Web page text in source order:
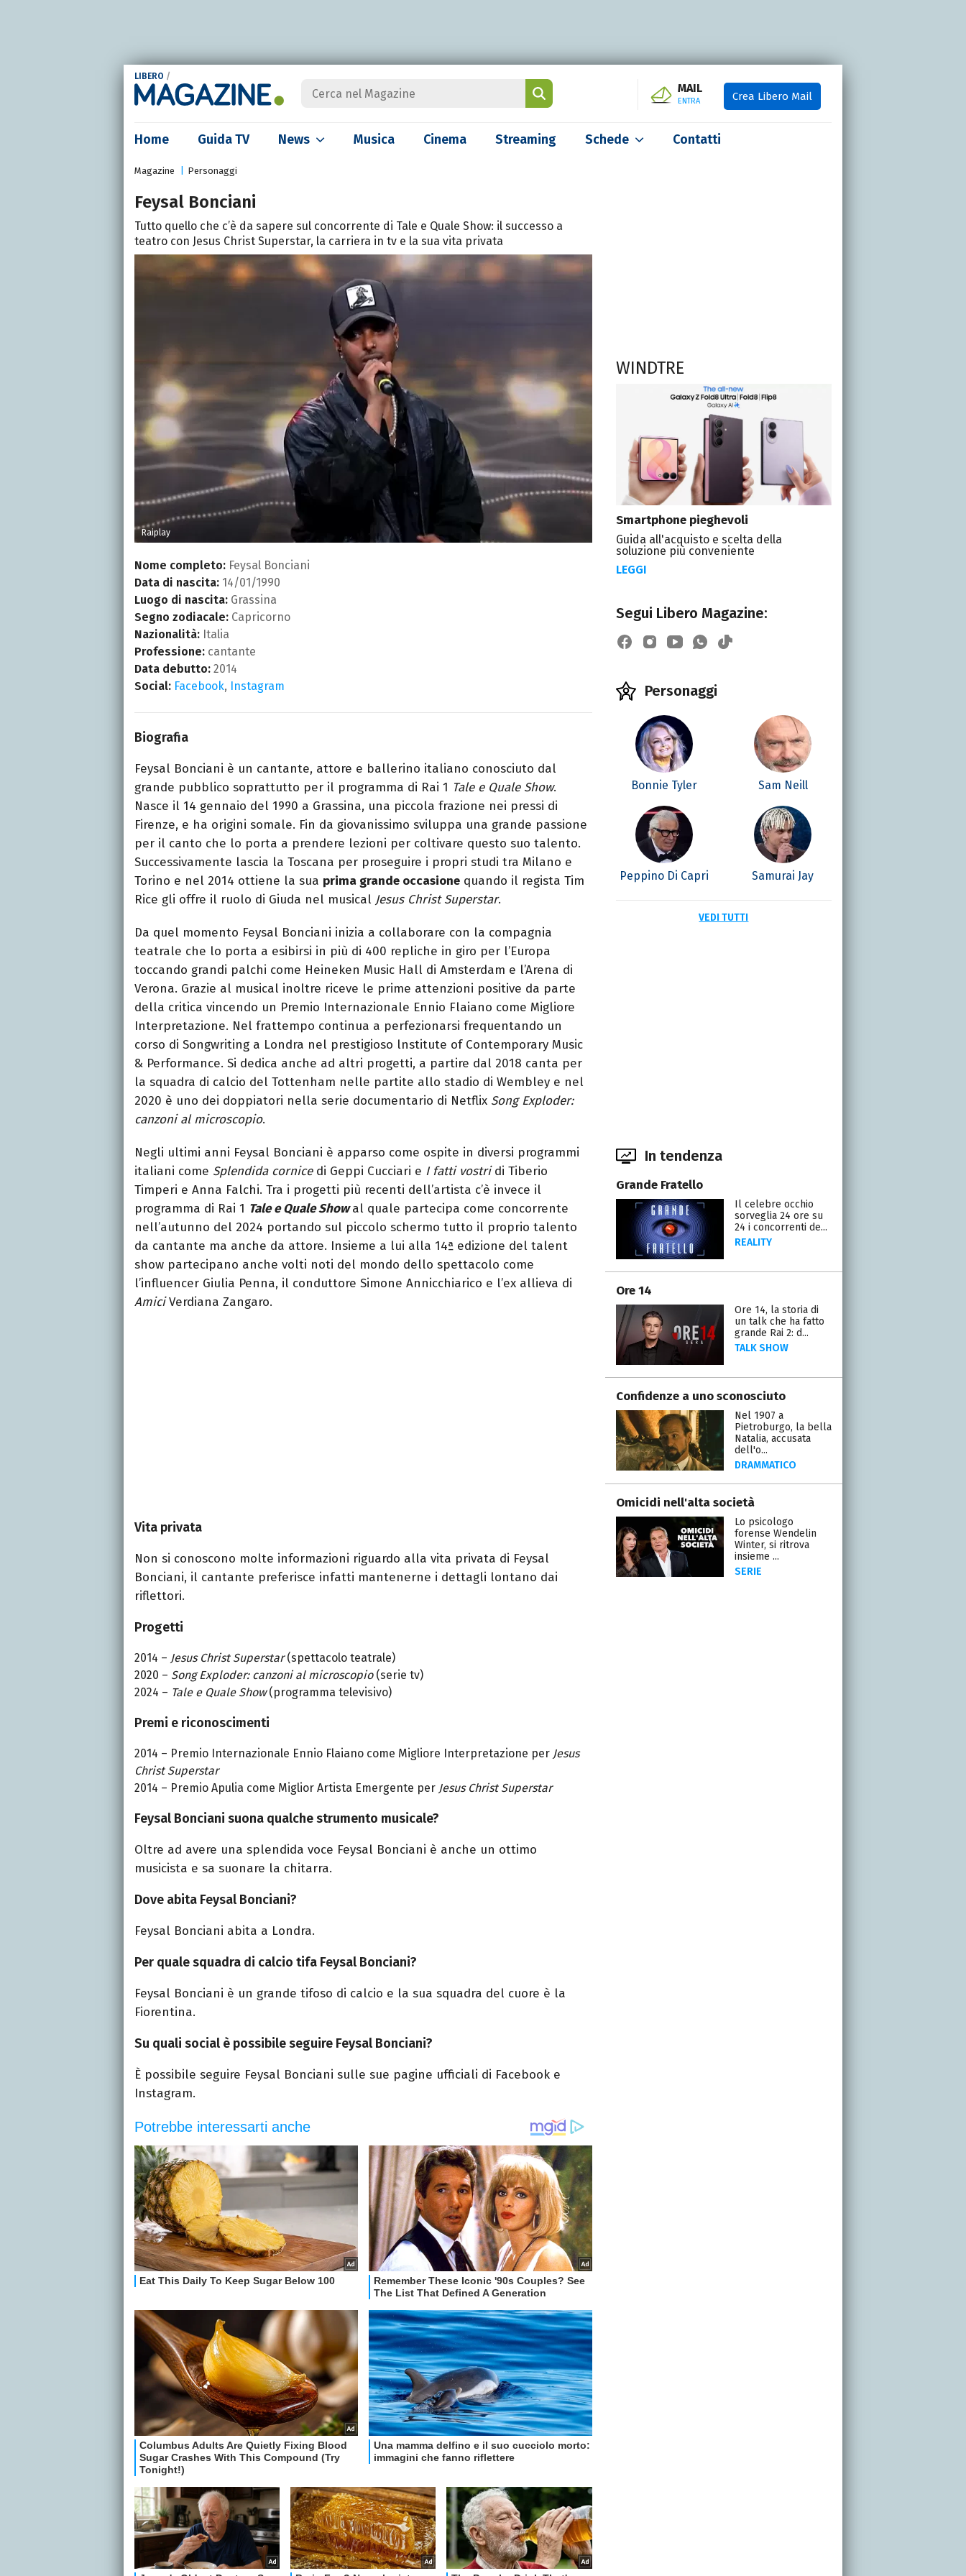
LIBERO /
MAIL
ENTRA Crea Libero Mail
Home Guida TV News Musica Cinema Streaming Schede Contatti
Magazine Personaggi
Feysal Bonciani
Tutto quello che c’è da sapere sul concorrente di Tale e Quale Show: il successo a
teatro con Jesus Christ Superstar, la carriera in tv e la sua vita privata
Raiplay
Nome completo: Feysal Bonciani
Data di nascita: 14/01/1990
Luogo di nascita: Grassina
Segno zodiacale: Capricorno
Nazionalità: Italia
Professione: cantante
Data debutto: 2014
Social: Facebook, Instagram
Biografia
Feysal Bonciani è un cantante, attore e ballerino italiano conosciuto dal
grande pubblico soprattutto per il programma di Rai 1 Tale e Quale Show.
Nasce il 14 gennaio del 1990 a Grassina, una piccola frazione nei pressi di
Firenze, e ha origini somale. Fin da giovanissimo sviluppa una grande passione
per il canto che lo porta a prendere lezioni per coltivare questo suo talento.
Successivamente lascia la Toscana per proseguire i propri studi tra Milano e
Torino e nel 2014 ottiene la sua prima grande occasione quando il regista Tim
Rice gli offre il ruolo di Giuda nel musical Jesus Christ Superstar.
Da quel momento Feysal Bonciani inizia a collaborare con la compagnia
teatrale che lo porta a esibirsi in più di 400 repliche in giro per l’Europa
toccando grandi palchi come Heineken Music Hall di Amsterdam e l’Arena di
Verona. Grazie al musical inoltre riceve le prime attenzioni positive da parte
della critica vincendo un Premio Internazionale Ennio Flaiano come Migliore
Interpretazione. Nel frattempo continua a perfezionarsi frequentando un
corso di Songwriting a Londra nel prestigioso lnstitute of Contemporary Music
& Performance. Si dedica anche ad altri progetti, a partire dal 2018 canta per
la squadra di calcio del Tottenham nelle partite allo stadio di Wembley e nel
2020 è uno dei doppiatori nella serie documentario di Netflix Song Exploder:
canzoni al microscopio.
Negli ultimi anni Feysal Bonciani è apparso come ospite in diversi programmi
italiani come Splendida cornicedi Geppi Cucciari e I fatti vostridi Tiberio
Timperi e Anna Falchi. Tra i progetti più recenti dell’artista c’è invece il
programma di Rai 1 Tale e Quale Showal quale partecipa come concorrente
nell’autunno del 2024 portando sul piccolo schermo tutto il proprio talento
da cantante ma anche da attore. Insieme a lui alla 14ª edizione del talent
show partecipano anche volti noti del mondo dello spettacolo come
l’influencer Giulia Penna, il conduttore Simone Annicchiarico e l’ex allieva di
AmiciVerdiana Zangaro.
Vita privata
Non si conoscono molte informazioni riguardo alla vita privata di Feysal
Bonciani, il cantante preferisce infatti mantenerne i dettagli lontano dai
riflettori.
Progetti
2014 – Jesus Christ Superstar(spettacolo teatrale)
2020 – Song Exploder: canzoni al microscopio(serie tv)
2024 – Tale e Quale Show(programma televisivo)
Premi e riconoscimenti
2014 – Premio Internazionale Ennio Flaiano come Migliore Interpretazione per Jesus
Christ Superstar
2014 – Premio Apulia come Miglior Artista Emergente per Jesus Christ Superstar
Feysal Bonciani suona qualche strumento musicale?
Oltre ad avere una splendida voce Feysal Bonciani è anche un ottimo
musicista e sa suonare la chitarra.
Dove abita Feysal Bonciani?
Feysal Bonciani abita a Londra.
Per quale squadra di calcio tifa Feysal Bonciani?
Feysal Bonciani è un grande tifoso di calcio e la sua squadra del cuore è la
Fiorentina.
Su quali social è possibile seguire Feysal Bonciani?
È possibile seguire Feysal Bonciani sulle sue pagine ufficiali di Facebook e
Instagram.
WINDTRE
Smartphone pieghevoli
Guida all'acquisto e scelta della
soluzione più conveniente
LEGGI
Segui Libero Magazine:
Personaggi
Bonnie Tyler Sam Neill
Peppino Di Capri Samurai Jay
VEDI TUTTI
In tendenza
Grande Fratello
Il celebre occhio
sorveglia 24 ore su
24 i concorrenti de...
REALITY
Ore 14
Ore 14, la storia di
un talk che ha fatto
grande Rai 2: d...
TALK SHOW
Confidenze a uno sconosciuto
Nel 1907 a
Pietroburgo, la bella
Natalia, accusata
dell'o...
DRAMMATICO
Omicidi nell'alta società
Lo psicologo
forense Wendelin
Winter, si ritrova
insieme ...
SERIE